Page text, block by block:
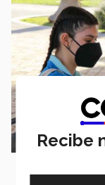
Recibe